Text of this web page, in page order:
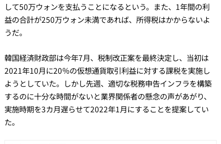
して50万ウォンを支払うことになるという。また、1年間の利
益の合計が250万ウォン未満であれば、所得税はかからないよ
うだ。
韓国経済財政部は今年7月、税制改正案を最終決定し、当初は
2021年10月に20％の仮想通貨取引利益に対する課税を実施し
ようとしていた。しかし先週、適切な税務申告インフラを構築
するのに十分な時間がないと業界関係者の懸念の声があがり、
実施時期を3カ月遅らせて2022年1月にすることを提案してい
た。